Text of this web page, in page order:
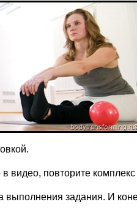
в видео, повторите комплекс
задания. И